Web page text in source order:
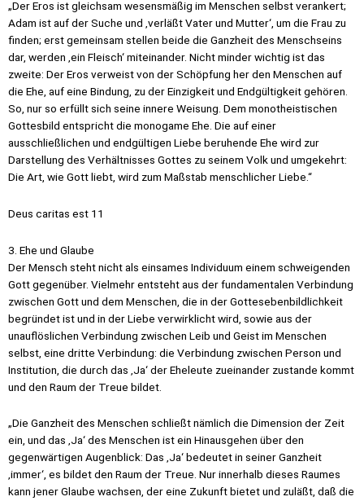
„Der Eros ist gleichsam wesensmäßig im Menschen selbst verankert;
Adam ist auf der Suche und ‚verläßt Vater und Mutter‘, um die Frau zu
finden; erst gemeinsam stellen beide die Ganzheit des Menschseins
dar, werden ‚ein Fleisch‘ miteinander. Nicht minder wichtig ist das
zweite: Der Eros verweist von der Schöpfung her den Menschen auf
die Ehe, auf eine Bindung, zu der Einzigkeit und Endgültigkeit gehören.
So, nur so erfüllt sich seine innere Weisung. Dem monotheistischen
Gottesbild entspricht die monogame Ehe. Die auf einer
ausschließlichen und endgültigen Liebe beruhende Ehe wird zur
Darstellung des Verhältnisses Gottes zu seinem Volk und umgekehrt:
Die Art, wie Gott liebt, wird zum Maßstab menschlicher Liebe.“
Deus caritas est 11
3. Ehe und Glaube
Der Mensch steht nicht als einsames Individuum einem schweigenden
Gott gegenüber. Vielmehr entsteht aus der fundamentalen Verbindung
zwischen Gott und dem Menschen, die in der Gottesebenbildlichkeit
begründet ist und in der Liebe verwirklicht wird, sowie aus der
unauflöslichen Verbindung zwischen Leib und Geist im Menschen
selbst, eine dritte Verbindung: die Verbindung zwischen Person und
Institution, die durch das ‚Ja‘ der Eheleute zueinander zustande kommt
und den Raum der Treue bildet.
„Die Ganzheit des Menschen schließt nämlich die Dimension der Zeit
ein, und das ‚Ja‘ des Menschen ist ein Hinausgehen über den
gegenwärtigen Augenblick: Das ‚Ja‘ bedeutet in seiner Ganzheit
‚immer‘, es bildet den Raum der Treue. Nur innerhalb dieses Raumes
kann jener Glaube wachsen, der eine Zukunft bietet und zuläßt, daß die